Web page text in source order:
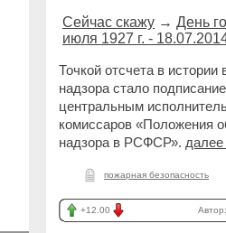
Сейчас скажу → День
июля 1927 г. -
Точкой отсчета в истории
надзора стало
центральным
комиссаров «Положения
надзора в РСФСР». далее
пожарная безопасность
+12.00